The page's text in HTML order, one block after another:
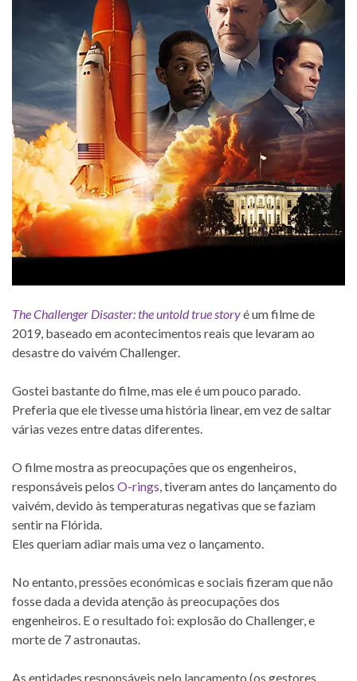
The Challenger Disaster: the untold true storyé um filme de
2019, baseado em acontecimentos reais que levaram ao
desastre do vaivém Challenger.
Gostei bastante do filme, mas ele é um pouco parado.
Preferia que ele tivesse uma história linear, em vez de saltar
várias vezes entre datas diferentes.
O filme mostra as preocupações que os engenheiros,
responsáveis pelos O-rings, tiveram antes do lançamento do
vaivém, devido às temperaturas negativas que se faziam
sentir na Flórida.
Eles queriam adiar mais uma vez o lançamento.
No entanto, pressões económicas e sociais fizeram que não
fosse dada a devida atenção às preocupações dos
engenheiros. E o resultado foi: explosão do Challenger, e
morte de 7 astronautas.
As entidades responsáveis pelo lançamento (os gestores